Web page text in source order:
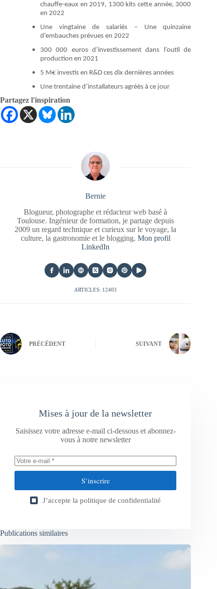
chauffe-eaux en 2019, 1300 kits cette année, 3000
en 2022
Une vingtaine de salariés – Une quinzaine
d’embauches prévues en 2022
300 000 euros d’investissement dans l’outil de
production en 2021
5 M€ investis en R&D ces dix dernières années
Une trentaine d’installateurs agréés à ce jour
Partagez l'inspiration
Bernie
Blogueur, photographe et rédacteur web basé à
Toulouse. Ingénieur de formation, je partage depuis
2009 un regard technique et curieux sur le voyage, la
culture, la gastronomie et le blogging. Mon profil
LinkedIn
ARTICLES: 12403
PRÉCÉDENT SUIVANT
Mises à jour de la newsletter
Saisissez votre adresse e-mail ci-dessous et abonnez-
vous à notre newsletter
S’inscrire
J’accepte la politique de confidentialité
Publications similaires